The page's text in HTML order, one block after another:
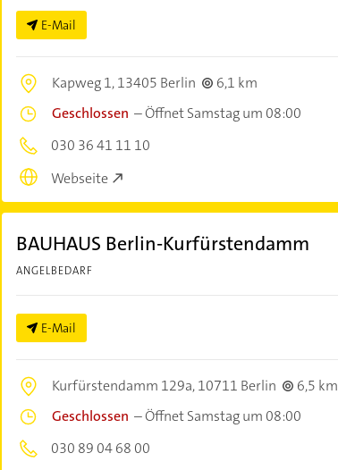
E-Mail
Kapweg 1,13405 Berlin
6,1 km
Geschlossen –Öffnet Samstag um 08:00
030 36 41 11 10
Webseite
BAUHAUS Berlin-Kurfürstendamm
ANGELBEDARF
E-Mail
Kurfürstendamm 129a,10711 Berlin
6,5 km
Geschlossen –Öffnet Samstag um 08:00
030 89 04 68 00